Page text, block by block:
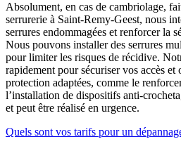
Absolument, en cas de cambriolage,
serrurerie à Saint-Remy-Geest, nous
serrures endommagées et renforcer la
Nous pouvons installer des serrures
pour limiter les risques de récidive.
rapidement pour sécuriser vos accès
protection adaptées, comme le
l’installation de dispositifs anti-
et peut être réalisé en urgence.
Quels sont vos tarifs pour un